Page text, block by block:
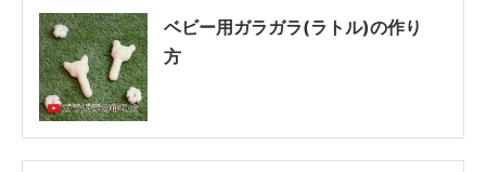
ベビー用ガラガラ(ラトル)の作り
方